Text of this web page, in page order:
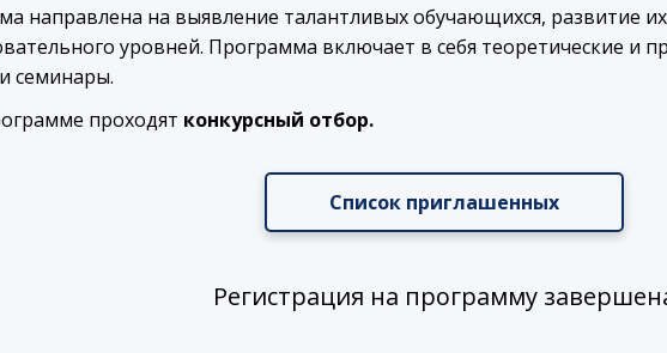
направлена на выявление талантливых обучающихся, развитие
уровней. Программа включает в себя теоретические и
семинары.
проходят конкурсный отбор.
Список приглашенных
Регистрация на программу